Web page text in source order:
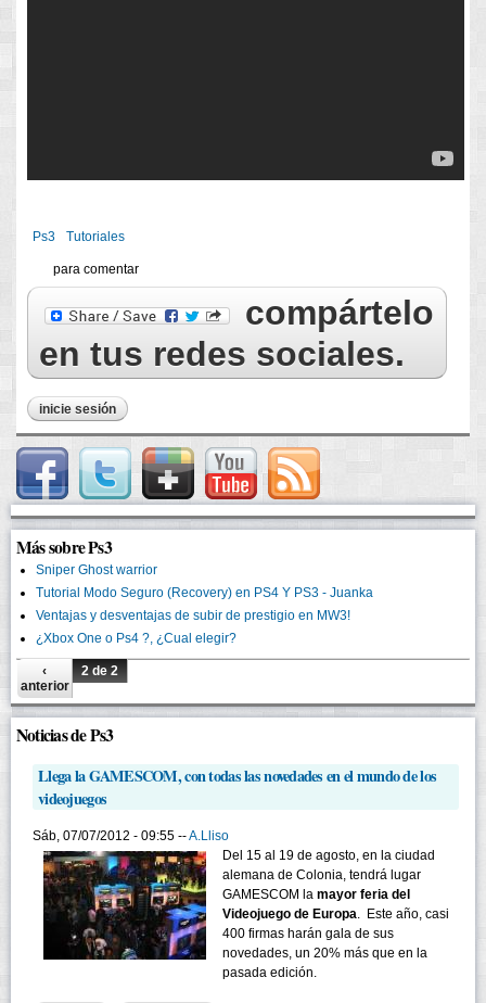
Ps3 Tutoriales
compártelo
en tus redes sociales.
inicie sesión
para comentar
Más sobre Ps3
Sniper Ghost warrior
Tutorial Modo Seguro (Recovery) en PS4 Y PS3 - Juanka
Ventajas y desventajas de subir de prestigio en MW3!
¿Xbox One o Ps4 ?, ¿Cual elegir?
‹
anterior
2 de 2
Noticias de Ps3
Llega la GAMESCOM, con todas las novedades en el mundo de los
videojuegos
Sáb, 07/07/2012 - 09:55 --A.Lliso
Del 15 al 19 de agosto, en la ciudad
alemana de Colonia, tendrá lugar
GAMESCOM la mayor feria del
Videojuego de Europa. Este año, casi
400 firmas harán gala de sus
novedades, un 20% más que en la
pasada edición.